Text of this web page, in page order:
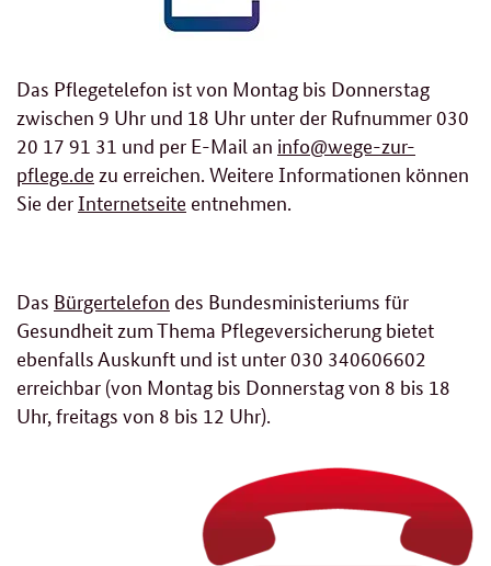
Das Pflegetelefon ist von Montag bis Donnerstag
zwischen 9 Uhr und 18 Uhr unter der Rufnummer 030
20 17 91 31 und per E-Mail an info@wege-zur-
pflege.de zu erreichen. Weitere Informationen können
Sie derInternetseite entnehmen.
Das Bürgertelefon des Bundesministeriums für
Gesundheit zum Thema Pflegeversicherung bietet
ebenfalls Auskunft und ist unter 030 340606602
erreichbar (von Montag bis Donnerstag von 8 bis 18
Uhr, freitags von 8 bis 12 Uhr).